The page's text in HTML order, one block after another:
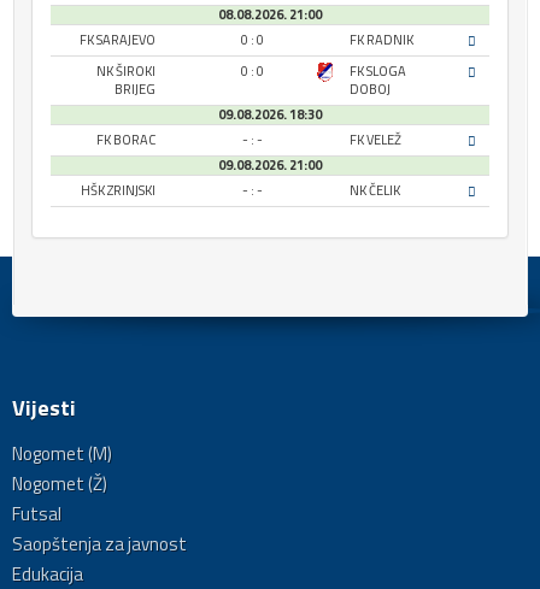
08.08.2026. 21:00
FK SARAJEVO
0 : 0
FK RADNIK
NK ŠIROKI
BRIJEG
0 : 0
FK SLOGA
DOBOJ
09.08.2026. 18:30
FK BORAC
- : -
FK VELEŽ
09.08.2026. 21:00
HŠK ZRINJSKI
- : - NK ČELIK
Vijesti
Nogomet (M)
Nogomet (Ž)
Futsal
Saopštenja za javnost
Edukacija